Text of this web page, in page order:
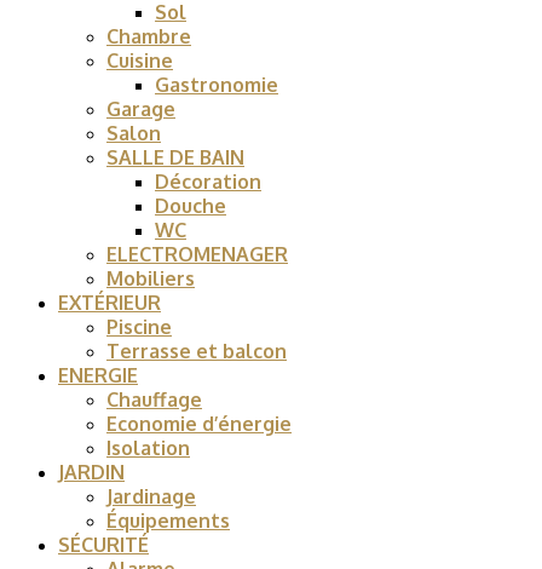
Sol
Chambre
Cuisine
Gastronomie
Garage
Salon
SALLE DE BAIN
Décoration
Douche
WC
ELECTROMENAGER
Mobiliers
EXTÉRIEUR
Piscine
Terrasse et balcon
ENERGIE
Chauffage
Economie d’énergie
Isolation
JARDIN
Jardinage
Équipements
SÉCURITÉ